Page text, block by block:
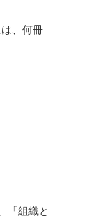
、何冊
「組織と